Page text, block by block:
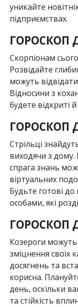
уникайте
підприємствах.
ГОРОСКОП
Скорпіонам
Розвідайте
можуть
Відносини з
будете відкриті
ГОРОСКОП
Стрільці
виходячи з
спрага знань
віртуальних
Будьте готові до
особами, які
ГОРОСКОП
Козероги
зміцнення своїх
досягнень та
корисна.
день, оскільки
та стійкість